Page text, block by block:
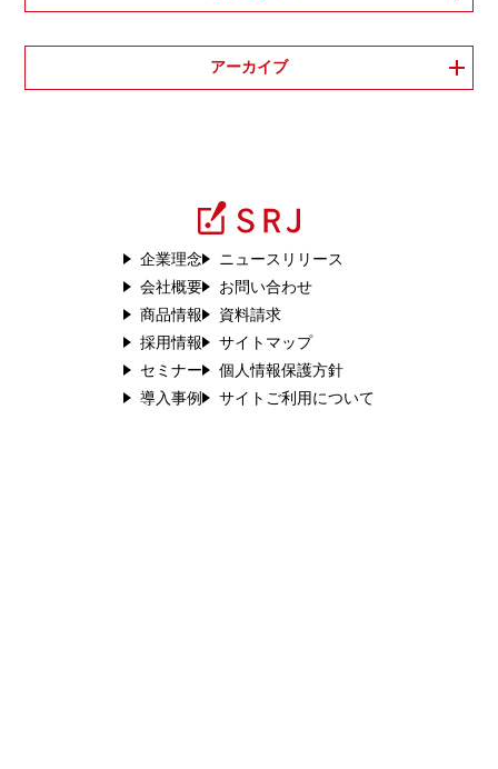
アーカイブ
企業理念
会社概要
商品情報
採用情報
セミナー
導入事例
ニュースリリース
お問い合わせ
資料請求
サイトマップ
個人情報保護方針
サイトご利用について